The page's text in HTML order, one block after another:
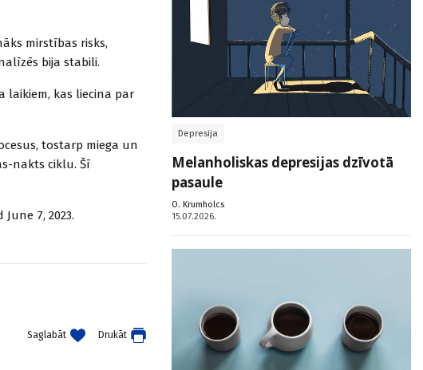
mirstības risks,
bija stabili.
laikiem, kas liecina par
tostarp miega un
nakts ciklu. Šī
7, 2023.
Saglabāt Drukāt
Depresija
Melanholiskas depresijas dzīvotā
pasaule
O. Krumholcs
15.07.2026.